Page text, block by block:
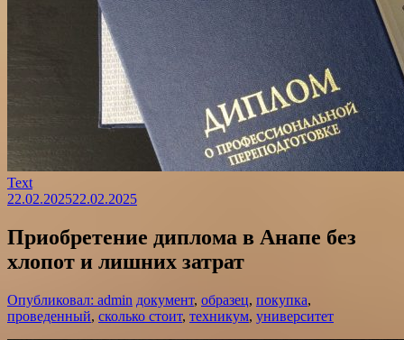
Text
22.02.202522.02.2025
Приобретение диплома в Анапе без
хлопот и лишних затрат
Опубликовал: admin документ, образец, покупка,
проведенный, сколько стоит, техникум, университет